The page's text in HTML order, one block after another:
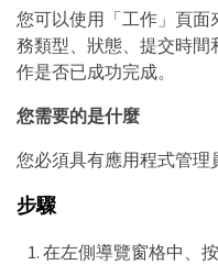
您可以使用「工作」頁面
務類型、狀態、提交時
作是否已成功完成。
您需要的是什麼
您必須具有應用程式管理
步驟
在左側導覽窗格中、